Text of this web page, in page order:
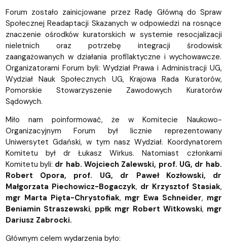
Forum zostało zainicjowane przez Radę Główną do Spraw
Społecznej Readaptacji Skazanych w odpowiedzi na rosnące
znaczenie ośrodków kuratorskich w systemie resocjalizacji
nieletnich oraz potrzebę integracji środowisk
zaangażowanych w działania profilaktyczne i wychowawcze.
Organizatorami Forum byli: Wydział Prawa i Administracji UG,
Wydział Nauk Społecznych UG, Krajowa Rada Kuratorów,
Pomorskie Stowarzyszenie Zawodowych Kuratorów
Sądowych.
Miło nam poinformować, że w Komitecie Naukowo-
Organizacyjnym Forum był licznie reprezentowany
Uniwersytet Gdański, w tym nasz Wydział. Koordynatorem
Komitetu był dr Łukasz Wirkus. Natomiast członkami
Komitetu byli: dr hab. Wojciech Zalewski, prof. UG, dr hab.
Robert Opora, prof. UG, dr Paweł Kozłowski, dr
Małgorzata Piechowicz-Bogaczyk, dr Krzysztof Stasiak,
mgr Marta Pięta-Chrystofiak, mgr Ewa Schneider, mgr
Beniamin Straszewski, ppłk mgr Robert Witkowski, mgr
Dariusz Zabrocki.
Głównym celem wydarzenia było: